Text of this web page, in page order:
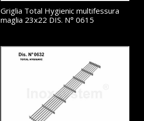
Griglia Total Hygienic multifessura
maglia 23x22 DIS. N° 0615